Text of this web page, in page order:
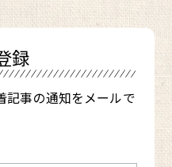
登録
記事の通知をメールで